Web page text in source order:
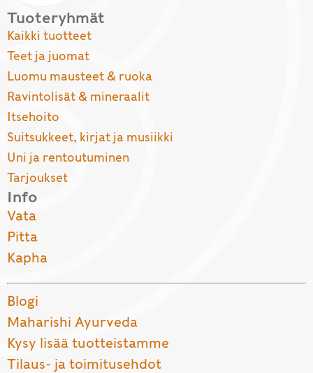
Tuoteryhmät
Kaikki tuotteet
Teet ja juomat
Luomu mausteet & ruoka
Ravintolisät & mineraalit
Itsehoito
Suitsukkeet, kirjat ja musiikki
Uni ja rentoutuminen
Tarjoukset
Info
Vata
Pitta
Kapha
Blogi
Maharishi Ayurveda
Kysy lisää tuotteistamme
Tilaus- ja toimitusehdot